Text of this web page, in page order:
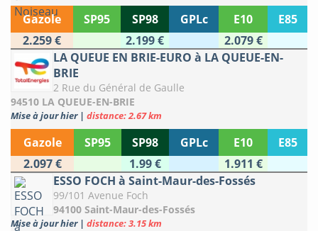
Gazole SP95 SP98 GPLc E10
E85
2.259 €
2.199 €
2.079 €
LA QUEUE EN BRIE-EURO à LA QUEUE-EN-
BRIE
2 Rue du Général de Gaulle
94510 LA QUEUE-EN-BRIE
Mise à jour hier | distance: 2.67 km
Gazole SP95 SP98 GPLc E10
E85
2.097 €
1.99 €
1.911 €
ESSO FOCH à Saint-Maur-des-Fossés
99/101 Avenue Foch
94100 Saint-Maur-des-Fossés
Mise à jour hier | distance: 3.15 km